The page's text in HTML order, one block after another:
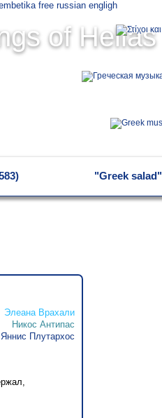
of Hellas
"Greek salad"
Элеана Врахали
Никос Антипас
Яннис Плутархос